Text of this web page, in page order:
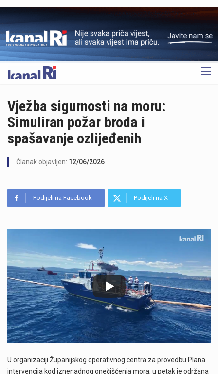
OGLAS
Vježba sigurnosti na moru:
Simuliran požar broda i
spašavanje ozlijeđenih
Članak objavljen: 12/06/2026
Podijeli na Facebook Podijeli na X
U organizaciji Županijskog operativnog centra za provedbu Plana
intervencija kod iznenadnog onečišćenja mora, u petak je održana